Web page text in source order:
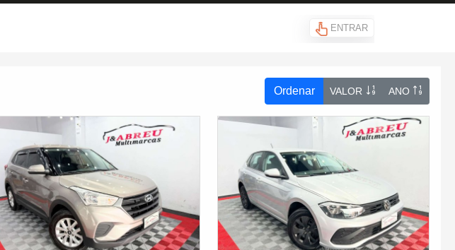
ENTRAR
Ordenar VALOR ANO